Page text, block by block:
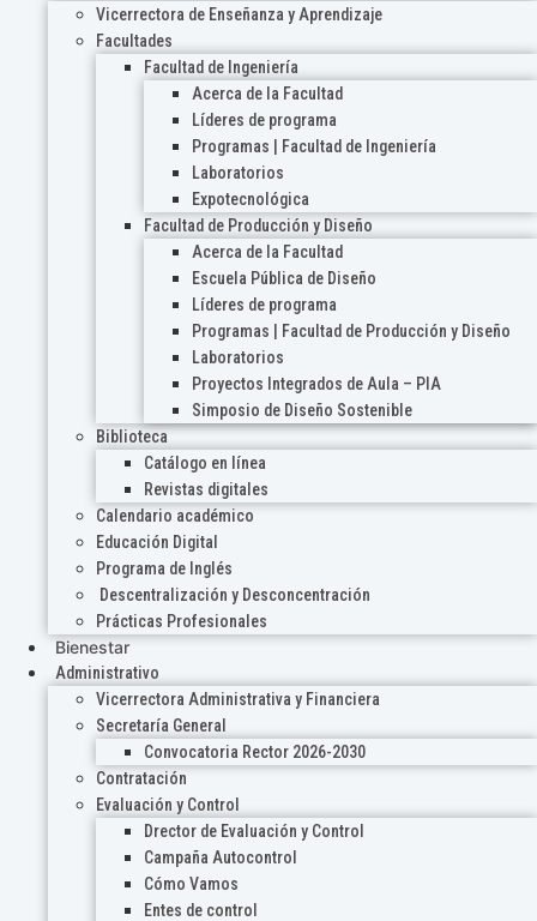
Vicerrectora de Enseñanza y Aprendizaje
Facultades
Facultad de Ingeniería
Acerca de la Facultad
Líderes de programa
Programas | Facultad de Ingeniería
Laboratorios
Expotecnológica
Facultad de Producción y Diseño
Acerca de la Facultad
Escuela Pública de Diseño
Líderes de programa
Programas | Facultad de Producción y Diseño
Laboratorios
Proyectos Integrados de Aula – PIA
Simposio de Diseño Sostenible
Biblioteca
Catálogo en línea
Revistas digitales
Calendario académico
Educación Digital
Programa de Inglés
Descentralización y Desconcentración
Prácticas Profesionales
Bienestar
Administrativo
Vicerrectora Administrativa y Financiera
Secretaría General
Convocatoria Rector 2026-2030
Contratación
Evaluación y Control
Drector de Evaluación y Control
Campaña Autocontrol
Cómo Vamos
Entes de control